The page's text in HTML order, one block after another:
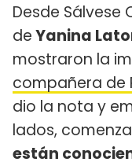
Desde Sálvese
deYanina
mostraron la
compañera de
dio la nota y
lados,
están